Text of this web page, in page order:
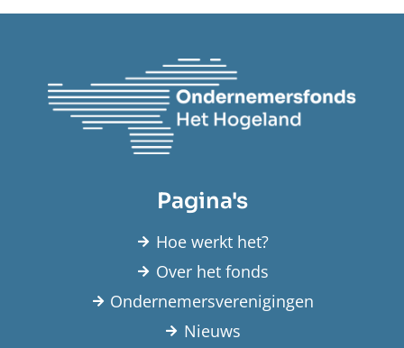
Pagina's
Hoe werkt het?
Over het fonds
Ondernemersverenigingen
Nieuws